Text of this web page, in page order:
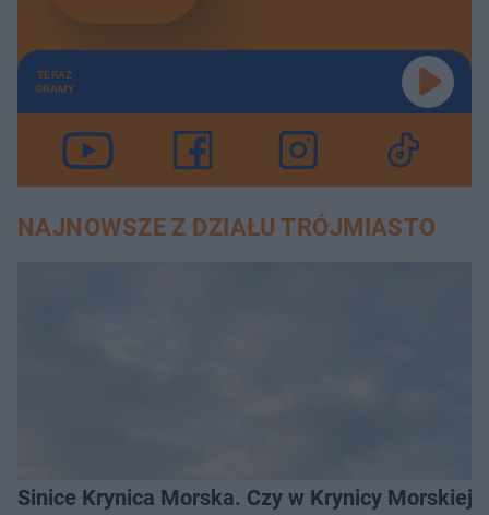
TERAZ
GRAMY
NAJNOWSZE Z DZIAŁU TRÓJMIASTO
Sinice Krynica Morska. Czy w Krynicy Morskiej